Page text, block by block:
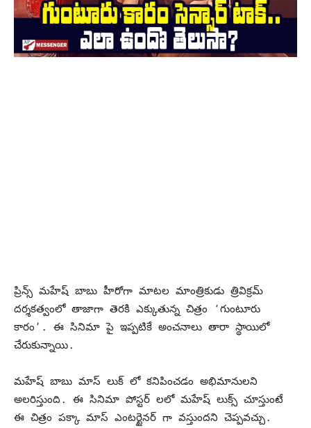
ప్రిన్స్ మహేష్ బాబు హీరోగా మాటల మాంత్రికుడు త్రివిక్రమ్
దర్శకత్వంలో తాజాగా తెరకి ఎక్కుతున్న చిత్రం ‘గుంటూరు
కారం’. ఈ సినిమా పై ఇప్పటికే అంచనాలు తారా స్థాయిలో
చేరుకున్నాయి.
మహేష్ బాబు మాస్ లుక్ లో కనిపించడం అభిమానులని
అలరిస్తుంది. ఈ సినిమా పోస్టర్ లలో మహేష్ లుక్స్ చూస్తుంటే
ఈ చిత్రం పక్కా మాస్ ఎంటర్టైనర్ గా వస్తుందని చెప్పవచ్చు.